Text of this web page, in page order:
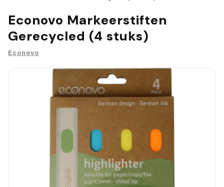
Econovo Markeerstiften
Gerecycled (4 stuks)
Econovo